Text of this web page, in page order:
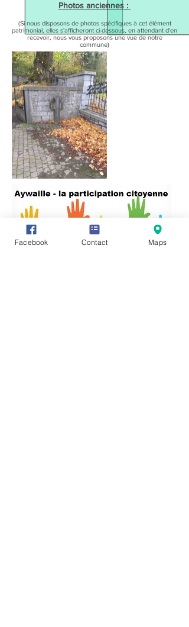
Photos anciennes :
(Si nous disposons de photos spécifiques à cet élément
patrimonial, elles s'afficheront ci-dessous, en attendant d'en
recevoir, nous vous proposons une vue de notre
commune)
Facebook Contact Maps